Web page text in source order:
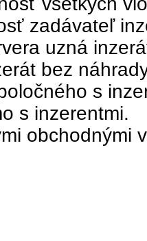
zadávateľ
uzná
bez
s
s inzerentmi.
obchodnými